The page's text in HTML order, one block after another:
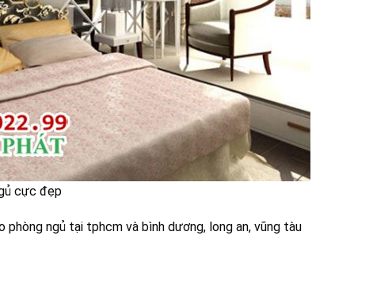
cực đẹp
phòng ngủ tại tphcm và bình dương, long an, vũng tàu